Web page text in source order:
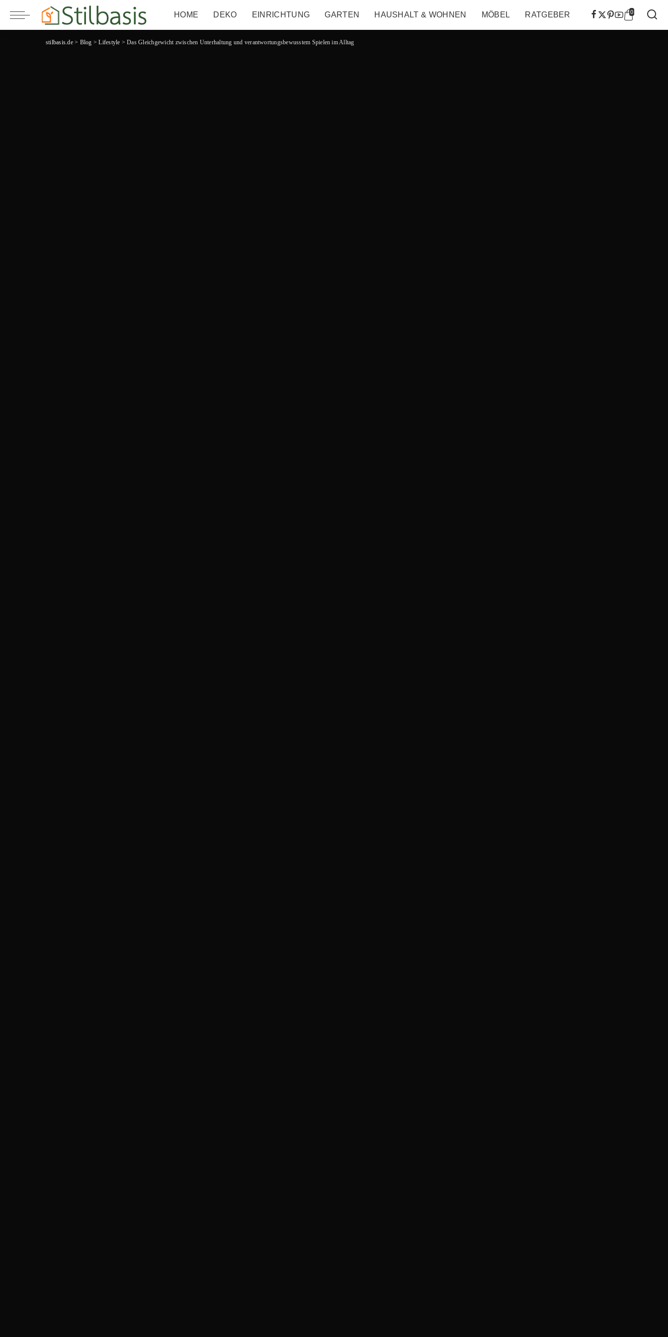
HOME DEKO EINRICHTUNG GARTEN HAUSHALT & WOHNEN MÖBEL RATGEBER 0
stilbasis.de> Blog >Lifestyle >Das Gleichgewicht zwischen Unterhaltung und verantwortungsbewusstem Spielen im Alltag